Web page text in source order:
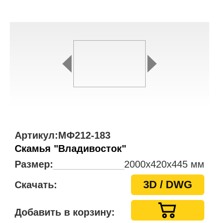
Артикул:МФ212-183
Скамья "Владивосток"
Размер:
2000x420х445 мм
Скачать:
3D / DWG
Добавить в корзину: